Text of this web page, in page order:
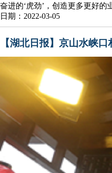
奋进的‘虎劲’，创造更多更好
日期：2022-03-05
【湖北日报】京山水峡